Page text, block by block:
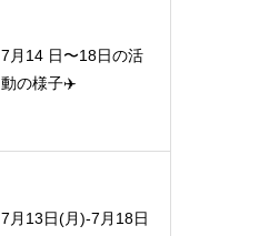
7月14 日〜18日の活
動の様子✈️
7月13日(月)-7月18日